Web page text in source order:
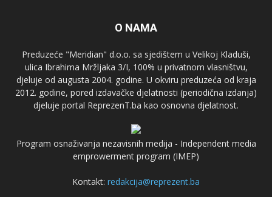
O NAMA
Preduzeće "Meridian" d.o.o. sa sjedištem u Velikoj Kladuši,
ulica Ibrahima Mržljaka 3/I, 100% u privatnom vlasništvu,
djeluje od augusta 2004. godine. U okviru preduzeća od kraja
2012. godine, pored izdavačke djelatnosti (periodična izdanja)
djeluje portal ReprezenT.ba kao osnovna djelatnost.
Program osnaživanja nezavisnih medija - Independent media
emprowerment program (IMEP)
Kontakt: redakcija@reprezent.ba